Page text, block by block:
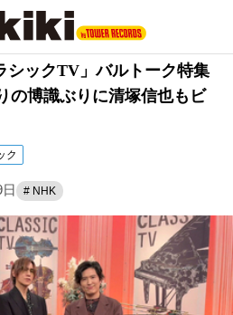
シックTV」バルトーク特集
博識ぶりに清塚信也もビ
ク
# NHK